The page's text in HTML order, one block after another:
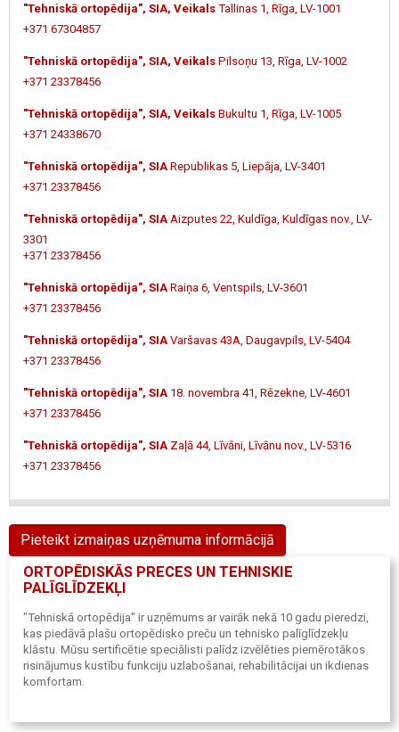
"Tehniskā ortopēdija", SIA, Veikals Tallinas 1, Rīga, LV-1001
+371 67304857
"Tehniskā ortopēdija", SIA, Veikals Pilsoņu 13, Rīga, LV-1002
+371 23378456
"Tehniskā ortopēdija", SIA, Veikals Bukultu 1, Rīga, LV-1005
+371 24338670
"Tehniskā ortopēdija", SIA Republikas 5, Liepāja, LV-3401
+371 23378456
"Tehniskā ortopēdija", SIA Aizputes 22, Kuldīga, Kuldīgas nov., LV-
3301
+371 23378456
"Tehniskā ortopēdija", SIA Raiņa 6, Ventspils, LV-3601
+371 23378456
"Tehniskā ortopēdija", SIA Varšavas 43A, Daugavpils, LV-5404
+371 23378456
"Tehniskā ortopēdija", SIA 18. novembra 41, Rēzekne, LV-4601
+371 23378456
"Tehniskā ortopēdija", SIA Zaļā 44, Līvāni, Līvānu nov., LV-5316
+371 23378456
Pieteikt izmaiņas uzņēmuma informācijā
ORTOPĒDISKĀS PRECES UN TEHNISKIE
PALĪGLĪDZEKĻI
"Tehniskā ortopēdija" ir uzņēmums ar vairāk nekā 10 gadu pieredzi,
kas piedāvā plašu ortopēdisko preču un tehnisko palīglīdzekļu
klāstu. Mūsu sertificētie speciālisti palīdz izvēlēties piemērotākos
risinājumus kustību funkciju uzlabošanai, rehabilitācijai un ikdienas
komfortam.